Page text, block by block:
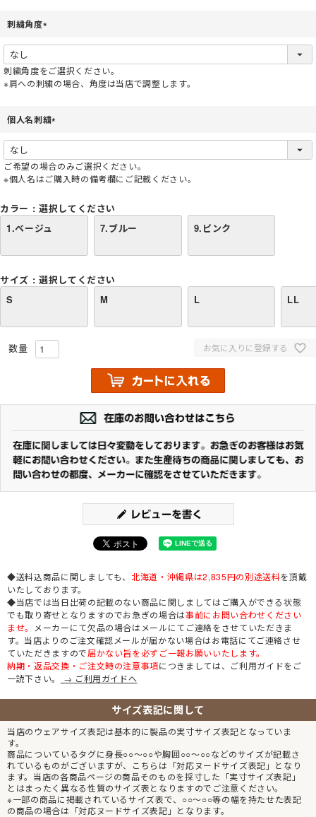
刺繍角度
須
)
刺繍角度をご選択ください。
※肩への刺繍の場合、角度は当店で調整します。
個人名刺繍
須
)
ご希望の場合のみご選択ください。
※個人名はご購入時の備考欄にご記載ください。
カラー
選択してください
1.ベージュ
7.ブルー 9.ピンク
サイズ
選択してください
S
M L LL
お気に入りに登録する
◆送料込商品に関しましても、北海道・沖縄県は2,835円の別途送料を頂戴
いたしております。
◆当店では当日出荷の記載のない商品に関しましてはご購入ができる状態
でも取り寄せとなりますのでお急ぎの場合は事前にお問い合わせください
ませ。
メーカーにて欠品の場合はメールにてご連絡をさせていただきま
す。当店よりのご注文確認メールが届かない場合はお電話にてご連絡させ
ていただきますので届かない旨を必ずご一報お願いいたします。
納期・返品交換・ご注文時の注意事項につきましては、ご利用ガイドをご
一読下さい。
→ ご利用ガイドへ
サイズ表記に関して
当店のウェアサイズ表記は基本的に製品の実寸サイズ表記となっていま
す。
商品についているタグに身長○○～○○や胸囲○○～○○などのサイズが記載さ
れているものがございますが、こちらは「対応ヌードサイズ表記」となり
ます。当店の各商品ページの商品そのものを採寸した「実寸サイズ表記」
とはまったく異なる性質のサイズ表となりますのでご注意ください。
※一部の商品に掲載されているサイズ表で、○○～○○等の幅を持たせた表記
の商品の場合は「対応ヌードサイズ表記」となります。